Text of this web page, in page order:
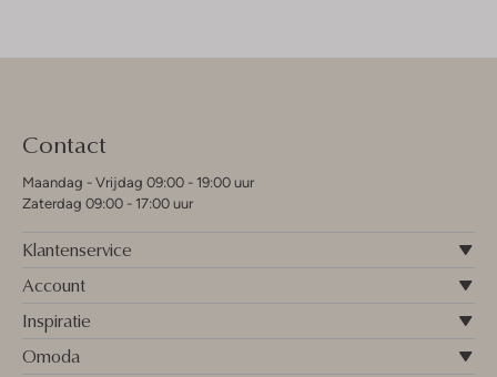
Contact
Maandag - Vrijdag 09:00 - 19:00 uur
Zaterdag 09:00 - 17:00 uur
Klantenservice
Account
Inspiratie
Omoda